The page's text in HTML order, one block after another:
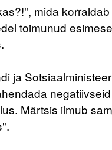
mida
toimunud
ja
Märtsis ilmub